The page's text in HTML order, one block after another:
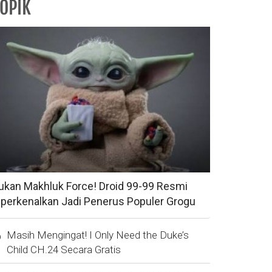
Makhluk Force! Droid 99-99 Resmi
Jadi Penerus Populer Grogu
Masih Mengingat! I Only Need the Duke’s
Child CH.24 Secara Gratis